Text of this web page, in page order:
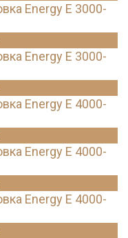
Energy E 3000-
Energy E 3000-
Energy E 4000-
Energy E 4000-
Energy E 4000-